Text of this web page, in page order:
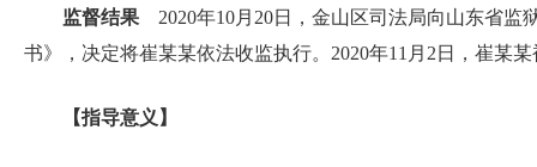
监督结果 2020年10月20日，金山区司法局向山东省监
书》，决定将崔某某依法收监执行。2020年11月2日，崔某
【指导意义】